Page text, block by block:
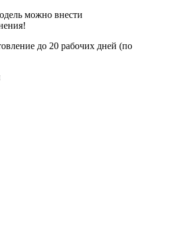
можно внести
до 20 рабочих дней (по